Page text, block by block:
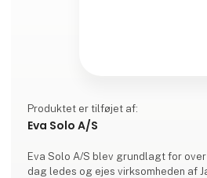
Produktet er tilføjet af:
Eva Solo A/S
Eva Solo A/S blev grundlagt for over
dag ledes og ejes virksomheden af